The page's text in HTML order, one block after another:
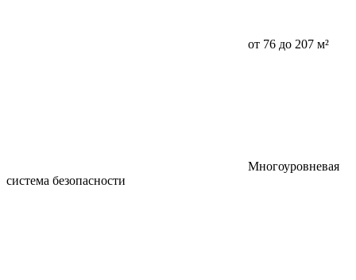
от 76 до 207 м²
Многоуровневая
система безопасности